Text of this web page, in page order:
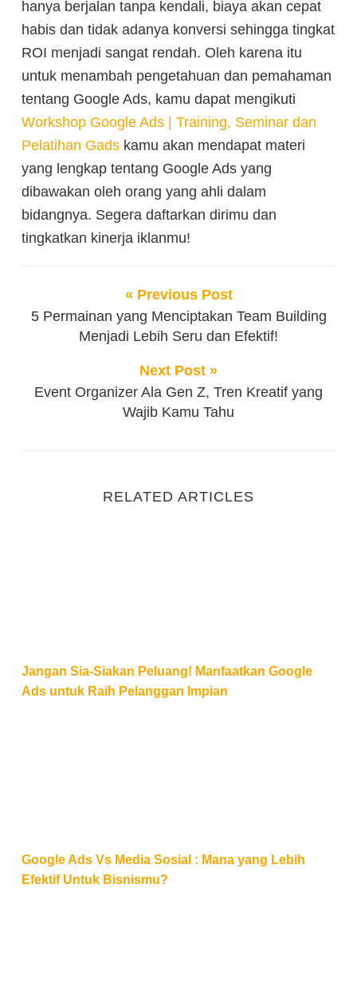
hanya berjalan tanpa kendali, biaya akan cepat
habis dan tidak adanya konversi sehingga tingkat
ROI menjadi sangat rendah. Oleh karena itu
untuk menambah pengetahuan dan pemahaman
tentang Google Ads, kamu dapat mengikuti
Workshop Google Ads | Training, Seminar dan
Pelatihan Gads kamu akan mendapat materi
yang lengkap tentang Google Ads yang
dibawakan oleh orang yang ahli dalam
bidangnya. Segera daftarkan dirimu dan
tingkatkan kinerja iklanmu!
« Previous Post
5 Permainan yang Menciptakan Team Building
Menjadi Lebih Seru dan Efektif!
Next Post »
Event Organizer Ala Gen Z, Tren Kreatif yang
Wajib Kamu Tahu
RELATED ARTICLES
Jangan Sia-Siakan Peluang! Manfaatkan Google
Ads untuk Raih Pelanggan Impian
Google Ads Vs Media Sosial : Mana yang Lebih
Efektif Untuk Bisnismu?